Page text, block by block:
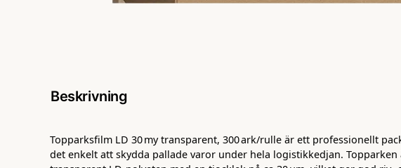
Beskrivning
Topparksfilm LD 30 my transparent, 300 ark/rulle är ett professionellt
det enkelt att skydda pallade varor under hela logistikkedjan.